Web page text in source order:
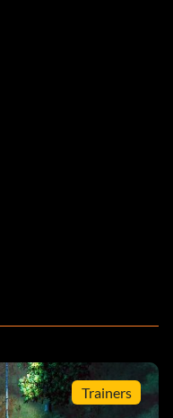
Trainers